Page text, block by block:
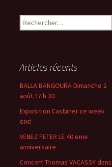
Rechercher :
Articles récents
BALLA BANGOURA Dimanche 2
août 17 h 30
Exposition Castaner ce week
end
VENEZ FETER LE 40 eme
anniversaire
Concert Thomas VACASSY dans